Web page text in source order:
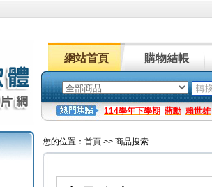
網站首頁 購物結帳
114學年下學期 蔣勳 賴世雄
您的位置： 首頁 >> 商品搜索